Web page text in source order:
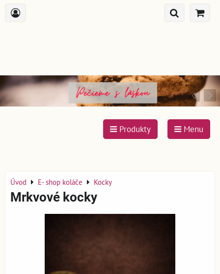
Produkty Menu
Úvod E- shop koláče Kocky
Mrkvové kocky